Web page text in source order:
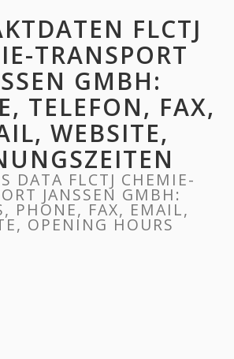
FLCTJ
TRANSPORT
GMBH:
TELEFON, FAX,
WEBSITE,
DATA FLCTJ CHEMIE-
JANSSEN GMBH:
PHONE, FAX, EMAIL,
OPENING HOURS